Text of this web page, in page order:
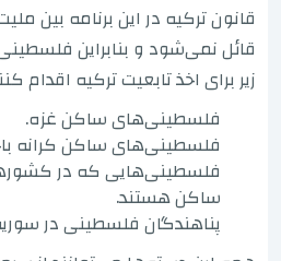
قانون ترکیه در این برنامه بین
قائل نمی‌شود و بنابراین
زیر برای اخذ تابعیت ترکیه اقدام
فلسطینی‌های ساکن غزه.
فلسطینی‌های ساکن کرانه
فلسطینی‌هایی که در
ساکن هستند.
پناهندگان فلسطینی در